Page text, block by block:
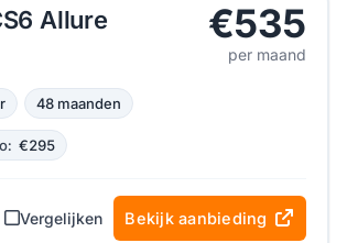
Allure €535
per maand
48 maanden
€295
Vergelijken Bekijk aanbieding